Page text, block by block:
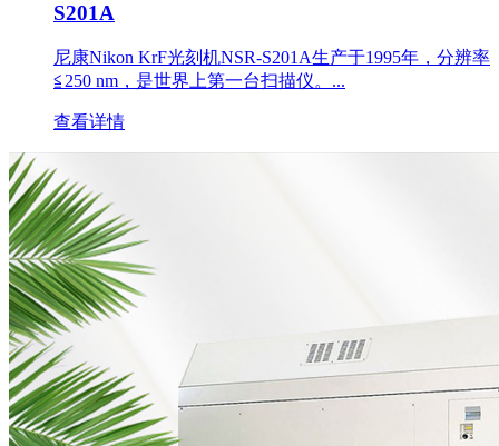
S201A
尼康Nikon KrF光刻机NSR-S201A生产于1995年，分辨率
≦250 nm，是世界上第一台扫描仪。...
查看详情